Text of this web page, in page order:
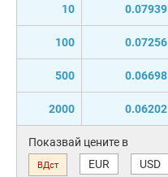
10 0.07939
100 0.07256
500 0.06698
2000 0.06202
Показвай цените в
ВДст EUR USD